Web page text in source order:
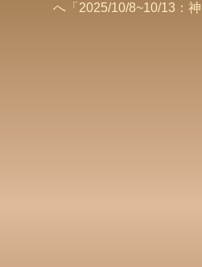
へ「 2025/10/8~10/13：